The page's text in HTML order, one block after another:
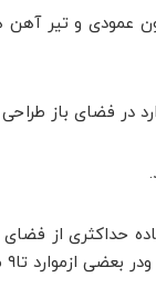
عمودی و تیر
در فضای باز
حداکثری از